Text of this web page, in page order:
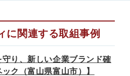
に関連する取組事例
り、新しい企業ブランド確
ク（富山県富山市）】